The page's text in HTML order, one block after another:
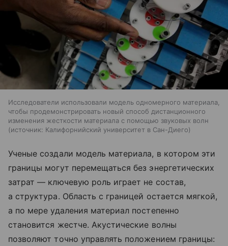
Исследователи использовали модель одномерного материала,
чтобы продемонстрировать новый способ дистанционного
изменения жесткости материала с помощью звуковых волн
источник: Калифорнийский университет в Сан-Диего
Ученые создали модель материала, в котором эти
границы могут перемещаться без энергетических
затрат — ключевую роль играет не состав,
а структура. Область с границей остается мягкой,
а по мере удаления материал постепенно
становится жестче. Акустические волны
позволяют точно управлять положением границы: